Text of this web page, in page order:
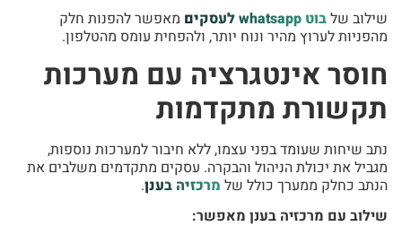
שילוב שלבוט whatsapp לעסקים
מאפשר להפנות חלק
מהפניות לערוץ מהיר ונוח יותר, ולהפחית עומס מהטלפון.
חוסר אינטגרציה עם מערכות
תקשורת מתקדמות
נתב שיחות שעומד בפני עצמו, ללא חיבור למערכות נוספות,
מגביל את יכולת הניהול והבקרה. עסקים מתקדמים משלבים את
הנתב כחלק ממערך כולל של מרכזיה בענן.
שילוב עם מרכזיה בענן מאפשר: